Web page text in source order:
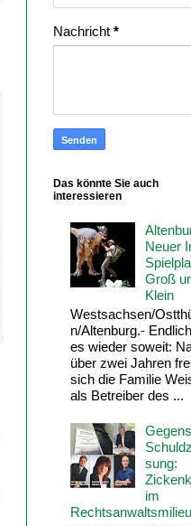
Nachricht *
Das könnte Sie auch
interessieren
Neuer
Groß
Klein
Westsachsen/
n/Altenburg.-
es wieder soweit:
über zwei Jahren
sich die Familie
als Betreiber des ...
sung:
im
Rechtsanwaltsmilieu